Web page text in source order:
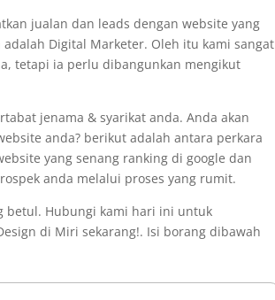
jualan dan leads dengan website yang
Digital Marketer. Oleh itu kami sangat
tetapi ia perlu dibangunkan mengikut
jenama & syarikat anda. Anda akan
anda? berikut adalah antara perkara
yang senang ranking di google dan
anda melalui proses yang rumit.
betul. Hubungi kami hari ini untuk
di Miri sekarang!. Isi borang dibawah